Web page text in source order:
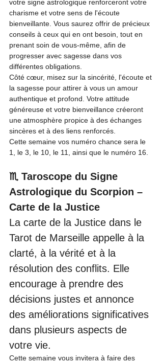
votre signe astrologique renforceront votre
charisme et votre sens de l'écoute
bienveillante. Vous saurez offrir de précieux
conseils à ceux qui en ont besoin, tout en
prenant soin de vous-même, afin de
progresser avec sagesse dans vos
différentes obligations.
Côté cœur, misez sur la sincérité, l'écoute et
la sagesse pour attirer à vous un amour
authentique et profond. Votre attitude
généreuse et votre bienveillance créeront
une atmosphère propice à des échanges
sincères et à des liens renforcés.
Cette semaine vos numéro chance sera le
1, le 3, le 10, le 11, ainsi que le numéro 16.
♏ Taroscope du Signe
Astrologique du Scorpion –
Carte de la Justice
La carte de la Justice dans le
Tarot de Marseille appelle à la
clarté, à la vérité et à la
résolution des conflits. Elle
encourage à prendre des
décisions justes et annonce
des améliorations significatives
dans plusieurs aspects de
votre vie.
Cette semaine vous invitera à faire des